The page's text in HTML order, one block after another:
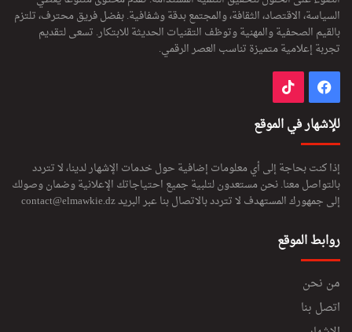
السياسة، الاقتصاد، الثقافة، والمجتمع بدقة وشفافية. بفضل فريق محترف، تلتزم
بالقيم الصحفية والمهنية وتوظف التقنيات الحديثة للابتكار. تسعى لتقديم
تجربة إعلامية متميزة تناسب العصر الرقمي.
فيسبوك
للإشهار في الموقع
إذا كنت بحاجة إلى أي معلومات إضافية حول خدمات الإشهار لدينا، لا تتردد
بالتواصل معنا. نحن مستعدون لتلبية جميع احتياجاتك الإعلانية وضمان وصولك
إلى جمهورك المستهدف لا تتردد بالاتصال بنا عبر البريدcontact@elmawkie.dz
روابط الموقع
من نحن
اتصل بنا